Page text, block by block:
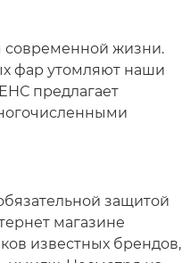
современной жизни.
фар утомляют наши
предлагает
защитой
магазине
известных брендов,